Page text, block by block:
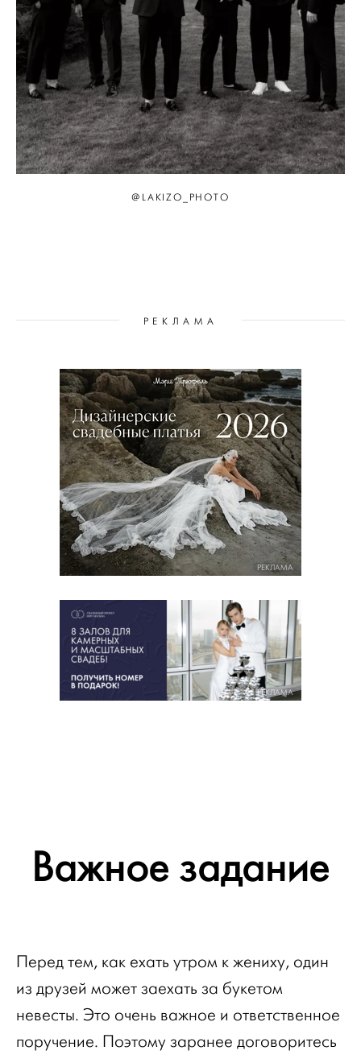
@LAKIZO_PHOTO
РЕКЛАМА
РЕКЛАМА
РЕКЛАМА
Важное задание
Перед тем, как ехать утром к жениху, один
из друзей может заехать за букетом
невесты. Это очень важное и ответственное
поручение. Поэтому заранее договоритесь